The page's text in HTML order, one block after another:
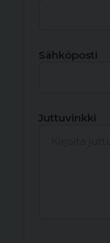
Sähköposti
Juttuvinkki